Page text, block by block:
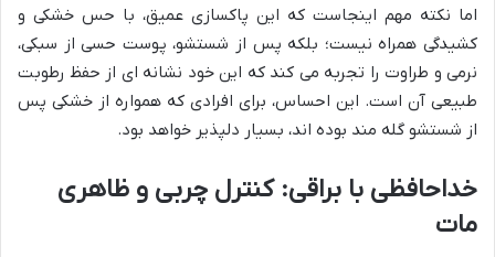
اما نکته مهم اینجاست که این پاکسازی عمیق، با حس خشکی و
کشیدگی همراه نیست؛ بلکه پس از شستشو، پوست حسی از سبکی،
نرمی و طراوت را تجربه می کند که این خود نشانه ای از حفظ رطوبت
طبیعی آن است. این احساس، برای افرادی که همواره از خشکی پس
از شستشو گله مند بوده اند، بسیار دلپذیر خواهد بود.
خداحافظی با براقی: کنترل چربی و ظاهری
مات